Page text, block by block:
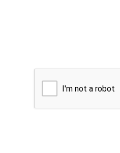
I'm not a robot